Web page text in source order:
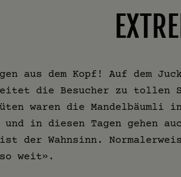
aus dem Kopf! Auf dem
die Besucher zu tollen
waren die Mandelbäumli
und in diesen Tagen gehen
der Wahnsinn.
weit».